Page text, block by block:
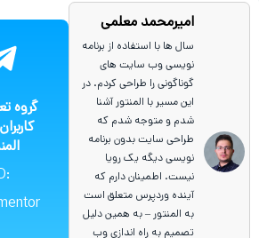
امیرمحمد معلمی
سال ها با استفاده از برنامه
نویسی وب سایت های
گوناگونی را طراحی کردم. در
این مسیر با المنتور آشنا
شدم و متوجه شدم که
طراحی سایت بدون برنامه
نویسی دیگه یک رویا
نیست. اطمینان دارم که
آینده وردپرس متعلق است
به المنتور – به همین دلیل
تصمیم به راه اندازی وب
گروه